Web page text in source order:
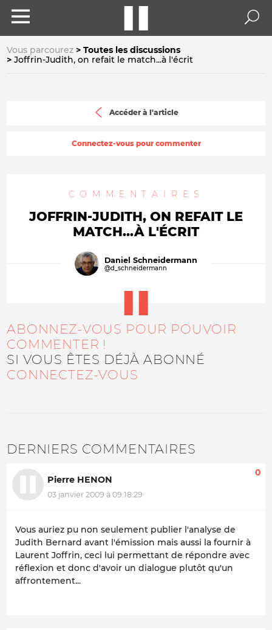
Vous parcourez
Toutes les discussions
Joffrin-Judith, on refait le match...à l'écrit
Accéder à l'article
Connectez-vous pour commenter
COMMENTAIRES
JOFFRIN-JUDITH, ON REFAIT LE
MATCH...À L'ÉCRIT
Daniel Schneidermann
@d_schneidermann
ABONNEZ-VOUS POUR POUVOIR
COMMENTER !
SI VOUS ÊTES DÉJÀ ABONNÉ
CONNECTEZ-VOUS
DERNIERS COMMENTAIRES
Pierre HENON
03 janvier 2009 à 09:18:29
0
Vous auriez pu non seulement publier l'analyse de
Judith Bernard avant l'émission mais aussi la fournir à
Laurent Joffrin, ceci lui permettant de répondre avec
réflexion et donc d'avoir un dialogue plutôt qu'un
affrontement...